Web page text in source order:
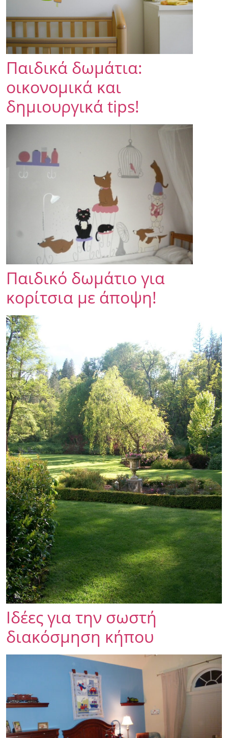
Παιδικά δωμάτια:
οικονομικά και
δημιουργικά tips!
Παιδικό δωμάτιο για
κορίτσια με άποψη!
Ιδέες για την σωστή
διακόσμηση κήπου